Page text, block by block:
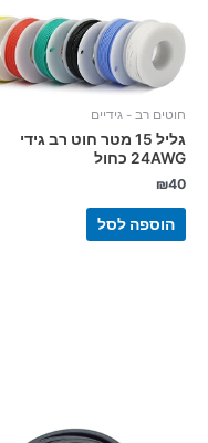
חוטים רב - גידיים
גליל 15 מטר חוט רב גידי
24AWG כחול
₪40
הוספה לסל